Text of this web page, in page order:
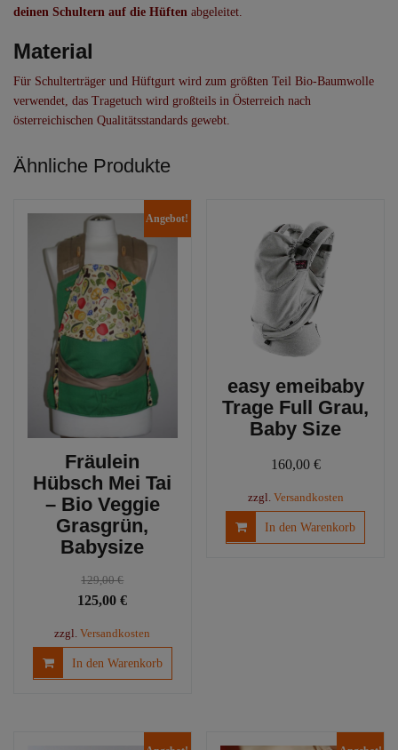
deinen Schultern auf die Hüften abgeleitet.
Material
Für Schulterträger und Hüftgurt wird zum größten Teil Bio-Baumwolle
verwendet, das Tragetuch wird großteils in Österreich nach
österreichischen Qualitätsstandards gewebt.
Ähnliche Produkte
Angebot!
Fräulein
Hübsch Mei Tai
– Bio Veggie
Grasgrün,
Babysize
129,00€
Ursprünglicher
war:
129,00 €
125,00€Aktueller
ist:
125,00 €.
zzgl.Versandkosten
In den Warenkorb
easy emeibaby
Trage Full Grau,
Baby Size
160,00 €
zzgl. Versandkosten
In den Warenkorb